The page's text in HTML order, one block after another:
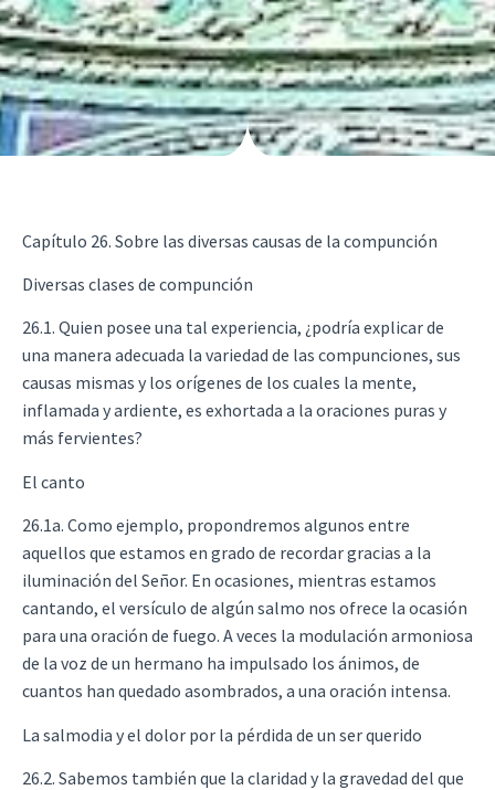
Capítulo 26. Sobre las diversas causas de la compunción
Diversas clases de compunción
26.1. Quien posee una tal experiencia, ¿podría explicar de
una manera adecuada la variedad de las compunciones, sus
causas mismas y los orígenes de los cuales la mente,
inflamada y ardiente, es exhortada a la oraciones puras y
más fervientes?
El canto
26.1a. Como ejemplo, propondremos algunos entre
aquellos que estamos en grado de recordar gracias a la
iluminación del Señor. En ocasiones, mientras estamos
cantando, el versículo de algún salmo nos ofrece la ocasión
para una oración de fuego. A veces la modulación armoniosa
de la voz de un hermano ha impulsado los ánimos, de
cuantos han quedado asombrados, a una oración intensa.
La salmodia y el dolor por la pérdida de un ser querido
26.2. Sabemos también que la claridad y la gravedad del que